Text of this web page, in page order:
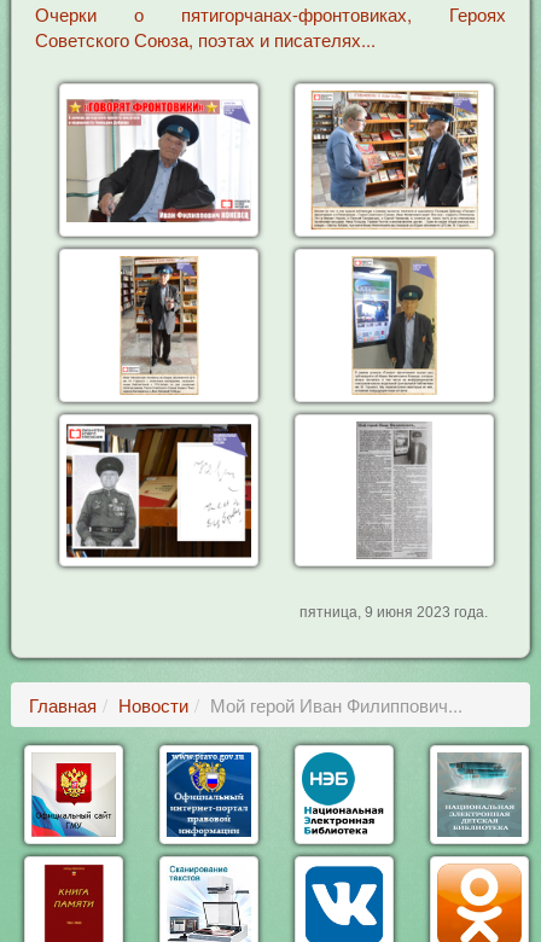
Очерки о пятигорчанах-фронтовиках, Героях
Советского Союза, поэтах и писателях...
пятница, 9 июня 2023 года.
Главная Новости Мой герой Иван Филиппович...